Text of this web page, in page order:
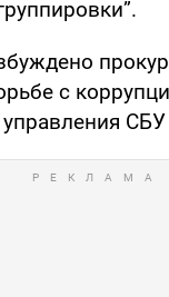
с
управления